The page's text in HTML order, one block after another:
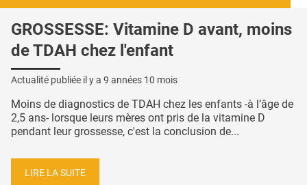
GROSSESSE: Vitamine D avant, moins
de TDAH chez l'enfant
Actualité publiée il y a 9 années 10 mois
Moins de diagnostics de TDAH chez les enfants -à l’âge de
2,5 ans- lorsque leurs mères ont pris de la vitamine D
pendant leur grossesse, c'est la conclusion de...
LIRE LA SUITE